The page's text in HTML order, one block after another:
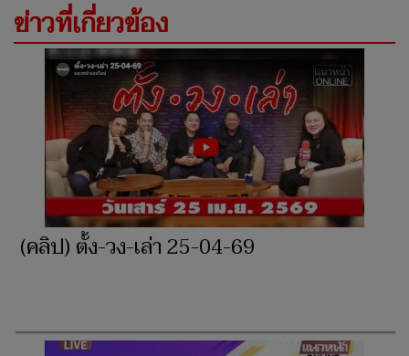
ข่าวที่เกี่ยวข้อง
(คลิป) ตั้ง-วง-เล่า 25-04-69